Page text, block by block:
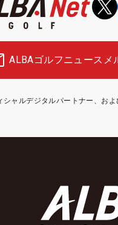
ALBAゴルフニュース メ
ャルデジタルパートナー、およ